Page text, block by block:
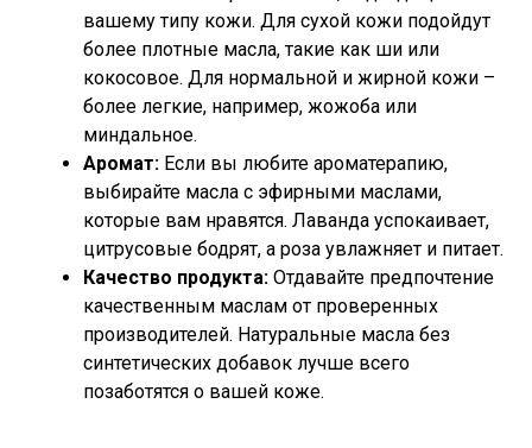
вашему типу кожи. Для сухой кожи подойдут
более плотные масла, такие как ши или
кокосовое. Для нормальной и жирной кожи –
более легкие, например, жожоба или
миндальное.
Аромат: Если вы любите ароматерапию,
выбирайте масла с эфирными маслами,
которые вам нравятся. Лаванда успокаивает,
цитрусовые бодрят, а роза увлажняет и питает.
Качество продукта: Отдавайте предпочтение
качественным маслам от проверенных
производителей. Натуральные масла без
синтетических добавок лучше всего
позаботятся о вашей коже.